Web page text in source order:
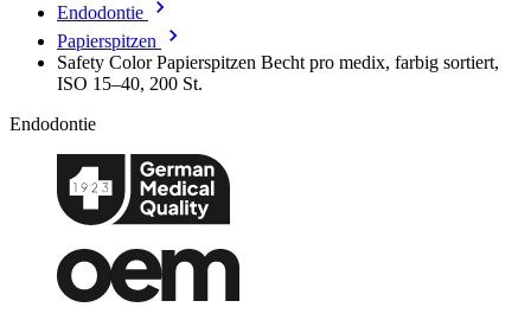
Endodontie
Papierspitzen
Safety Color Papierspitzen Becht pro medix, farbig sortiert,
ISO 15–40, 200 St.
Endodontie